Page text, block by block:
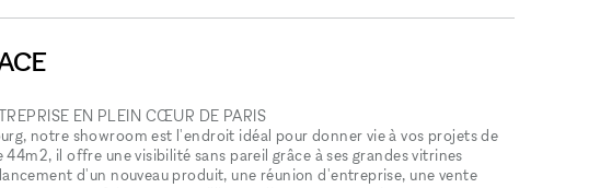
EN PLEIN CŒUR DE PARIS
notre showroom est l'endroit idéal pour donner vie à vos projets de
il offre une visibilité sans pareil grâce à ses grandes vitrines
d'un nouveau produit, une réunion d'entreprise, une vente